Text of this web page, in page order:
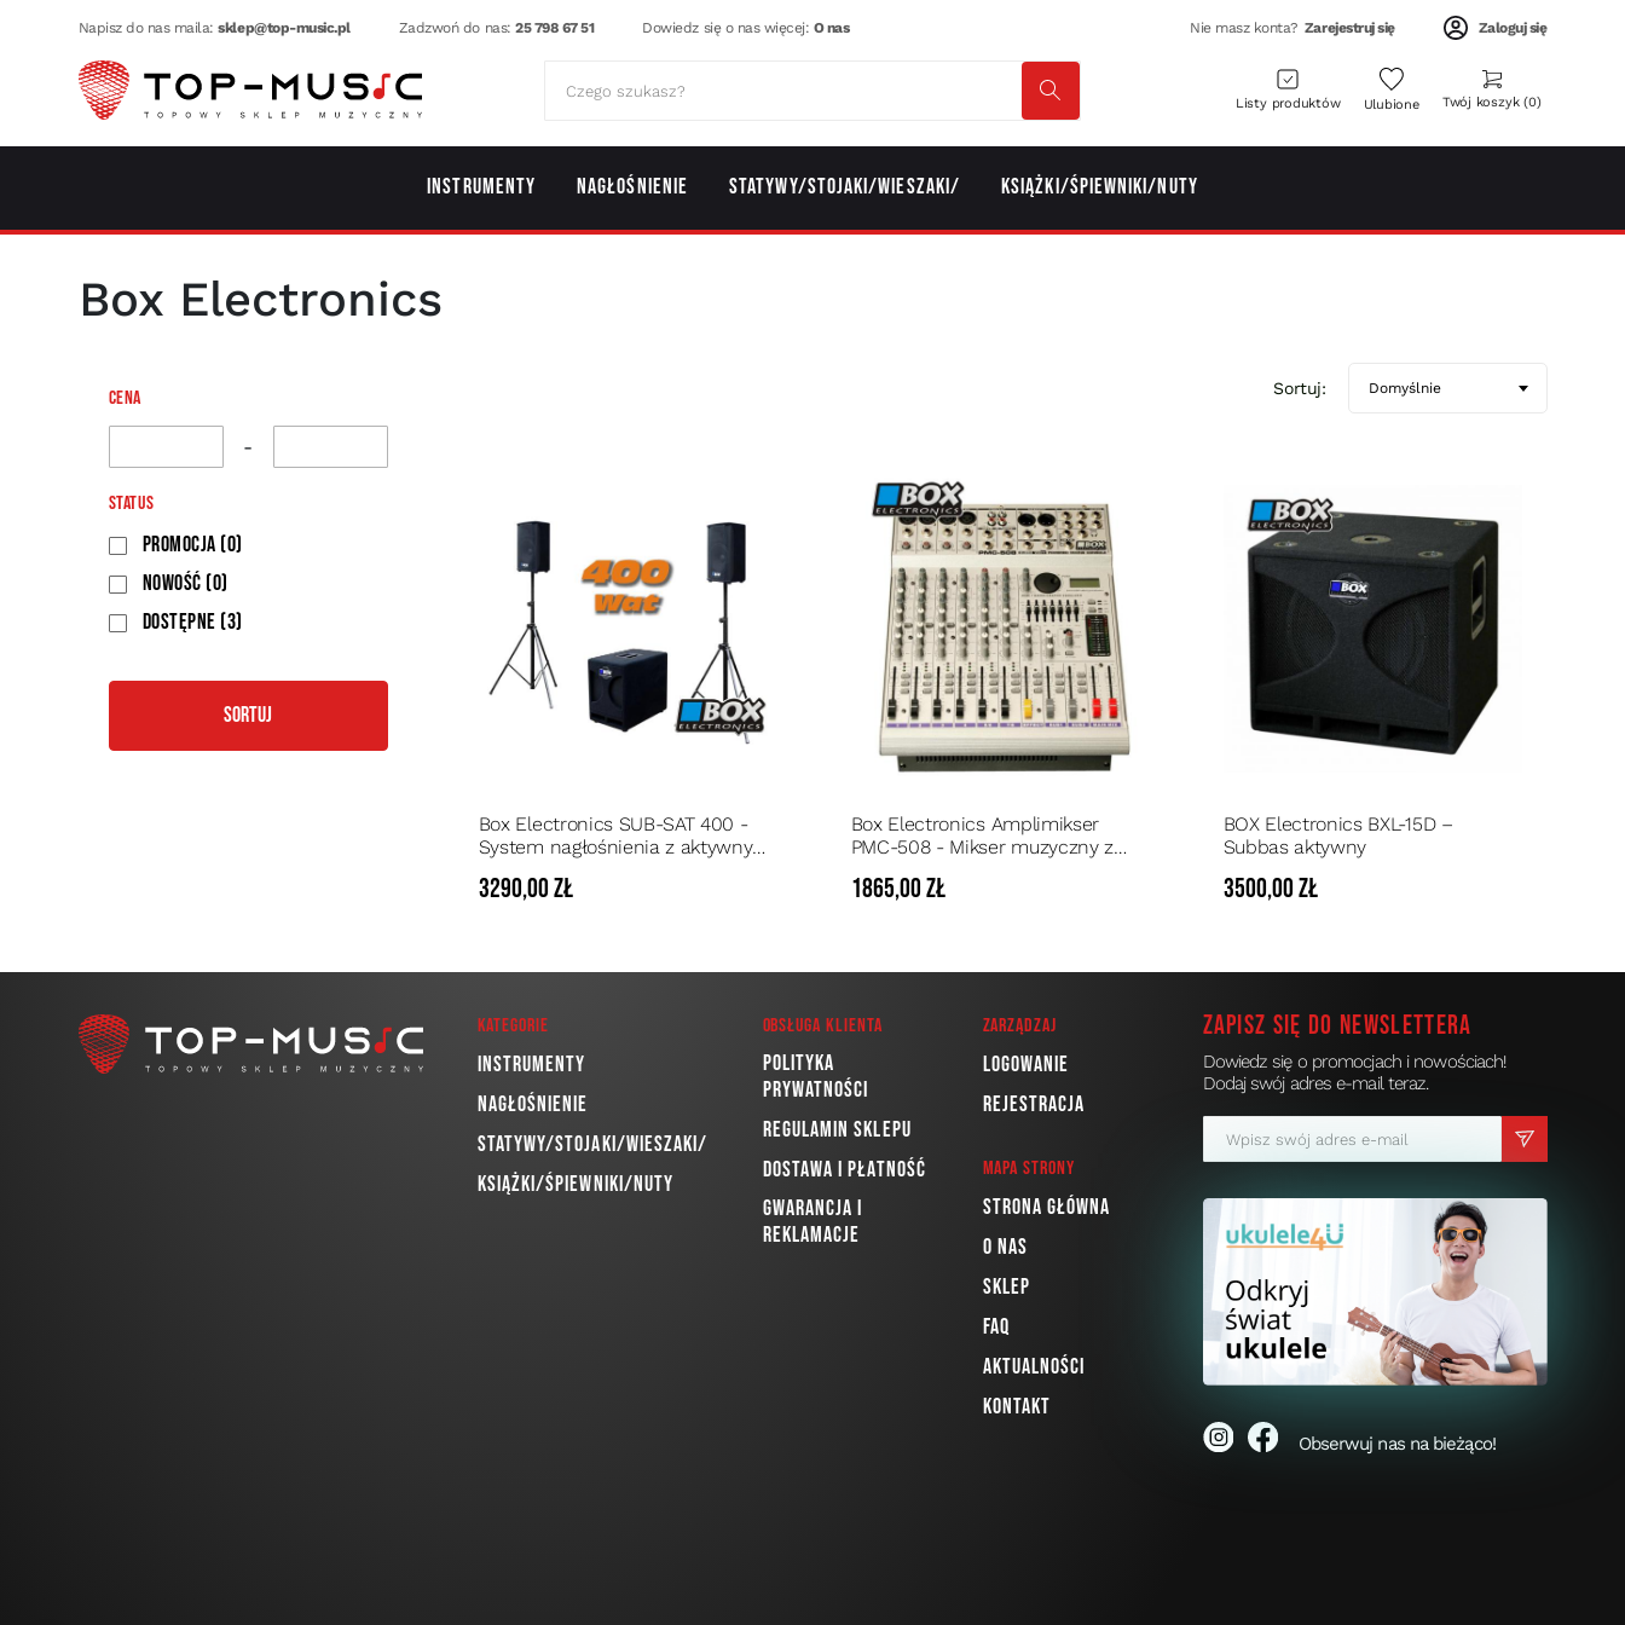
Napisz do nas maila:sklep@top-music.pl Zadzwoń do nas:25 798 67 51 Dowiedz się o nas więcej: O nas Nie masz konta? Zarejestruj się Zaloguj się
Listy produktów Ulubione Twój koszyk 0
Instrumenty Nagłośnienie Statywy/Stojaki/Wieszaki/ Książki/Śpiewniki/Nuty
Box Electronics
Cena
-
Status
Promocja (0)
Nowość (0)
Dostępne (3)
Sortuj
Sortuj: Domyślnie
Box Electronics SUB-SAT 400 -
System nagłośnienia z aktywnym
mocy 400 Watt RMS
3290,00 zł
Box Electronics Amplimikser
PMC-508 - Mikser muzyczny z
250Watt
1865,00 zł
BOX Electronics BXL-15D –
Subbas aktywny
3500,00 zł
Kategorie
Instrumenty
Nagłośnienie
Statywy/Stojaki/Wieszaki/
Książki/Śpiewniki/Nuty
Obsługa klienta
Polityka
prywatności
Regulamin sklepu
Dostawa i płatność
Gwarancja i
reklamacje
Zarządzaj
Logowanie
Rejestracja
Mapa strony
Strona główna
O nas
Sklep
FAQ
Aktualności
Kontakt
Zapisz się do newslettera
Dowiedz się o promocjach i nowościach!
Dodaj swój adres e-mail teraz.
Obserwuj nas na bieżąco!